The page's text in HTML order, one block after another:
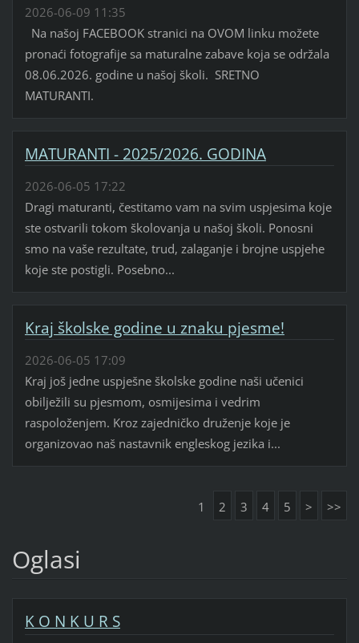
2026-06-09 11:35
Na našoj FACEBOOK stranici na OVOM linku možete
pronaći fotografije sa maturalne zabave koja se održala
08.06.2026. godine u našoj školi. SRETNO
MATURANTI.
MATURANTI - 2025/2026. GODINA
2026-06-05 17:22
Dragi maturanti, čestitamo vam na svim uspjesima koje
ste ostvarili tokom školovanja u našoj školi. Ponosni
smo na vaše rezultate, trud, zalaganje i brojne uspjehe
koje ste postigli. Posebno...
Kraj školske godine u znaku pjesme!
2026-06-05 17:09
Kraj još jedne uspješne školske godine naši učenici
obilježili su pjesmom, osmijesima i vedrim
raspoloženjem. Kroz zajedničko druženje koje je
organizovao naš nastavnik engleskog jezika i...
1 2 3 4 5 > >>
Oglasi
K O N K U R S